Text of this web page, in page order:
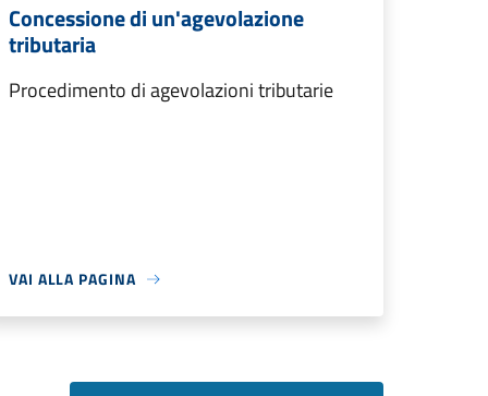
Concessione di un'agevolazione
tributaria
Procedimento di agevolazioni tributarie
VAI ALLA PAGINA